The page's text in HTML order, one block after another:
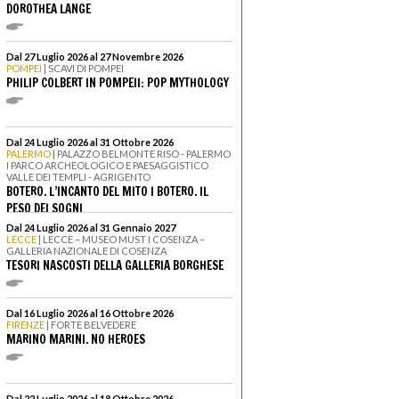
DOROTHEA LANGE
Dal 27 Luglio 2026 al 27 Novembre 2026
POMPEI | SCAVI DI POMPEI
PHILIP COLBERT IN POMPEII: POP MYTHOLOGY
Dal 24 Luglio 2026 al 31 Ottobre 2026
PALERMO | PALAZZO BELMONTE RISO - PALERMO
I PARCO ARCHEOLOGICO E PAESAGGISTICO
VALLE DEI TEMPLI - AGRIGENTO
BOTERO. L’INCANTO DEL MITO I BOTERO. IL
PESO DEI SOGNI
Dal 24 Luglio 2026 al 31 Gennaio 2027
LECCE | LECCE – MUSEO MUST I COSENZA –
GALLERIA NAZIONALE DI COSENZA
TESORI NASCOSTI DELLA GALLERIA BORGHESE
Dal 16 Luglio 2026 al 16 Ottobre 2026
FIRENZE | FORTE BELVEDERE
MARINO MARINI. NO HEROES